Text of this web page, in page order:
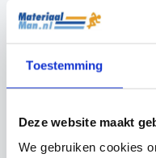
Toestemming
Deze website maakt
We gebruiken cookies